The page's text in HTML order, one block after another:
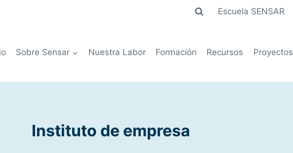
Escuela SENSAR
Sobre Sensar Nuestra Labor Formación Recursos Proyectos
Instituto de empresa